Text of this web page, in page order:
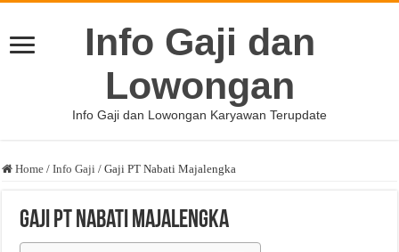
Info Gaji dan
Lowongan
Info Gaji dan Lowongan Karyawan Terupdate
Home / Info Gaji / Gaji PT Nabati Majalengka
Gaji PT Nabati Majalengka